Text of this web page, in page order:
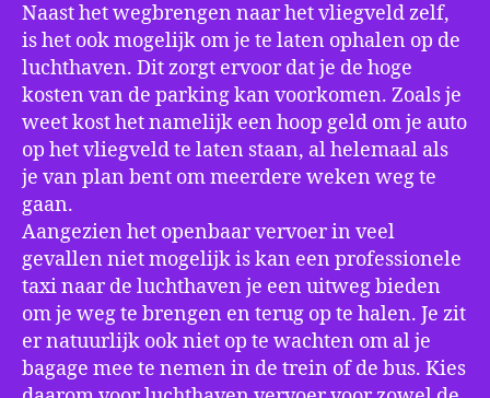
Naast het wegbrengen naar het vliegveld zelf,
is het ook mogelijk om je te laten ophalen op de
luchthaven. Dit zorgt ervoor dat je de hoge
kosten van de parking kan voorkomen. Zoals je
weet kost het namelijk een hoop geld om je auto
op het vliegveld te laten staan, al helemaal als
je van plan bent om meerdere weken weg te
gaan.
Aangezien het openbaar vervoer in veel
gevallen niet mogelijk is kan een professionele
taxi naar de luchthaven je een uitweg bieden
om je weg te brengen en terug op te halen. Je zit
er natuurlijk ook niet op te wachten om al je
bagage mee te nemen in de trein of de bus. Kies